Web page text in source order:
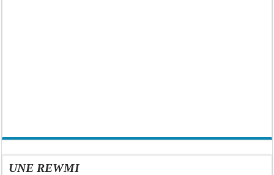
UNE REWMI